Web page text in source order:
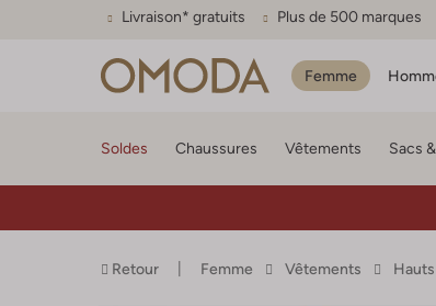
Livraison* gratuits Plus de 500 marques
Femme
Soldes Chaussures Vêtements Sacs
Retour Femme Vêtements